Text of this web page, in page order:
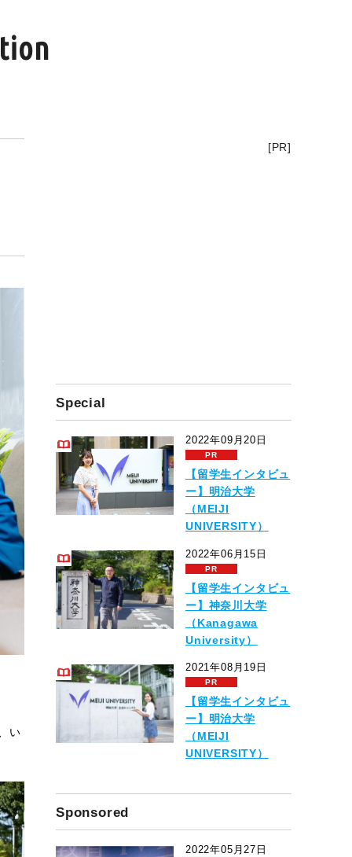
い
[PR]
Special
2022年09月20日
【留学生インタビュ
ー】明治大学
（MEIJI
UNIVERSITY）
2022年06月15日
【留学生インタビュ
ー】神奈川大学
（Kanagawa
University）
2021年08月19日
【留学生インタビュ
ー】明治大学
（MEIJI
UNIVERSITY）
Sponsored
2022年05月27日